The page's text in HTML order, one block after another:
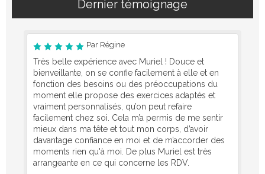
Dernier témoignage
Par Régine
Très belle expérience avec Muriel ! Douce et
bienveillante, on se confie facilement à elle et en
fonction des besoins ou des préoccupations du
moment elle propose des exercices adaptés et
vraiment personnalisés, qu’on peut refaire
facilement chez soi. Cela m’a permis de me sentir
mieux dans ma tête et tout mon corps, d’avoir
davantage confiance en moi et de m’accorder des
moments rien qu'à moi. De plus Muriel est très
arrangeante en ce qui concerne les RDV.